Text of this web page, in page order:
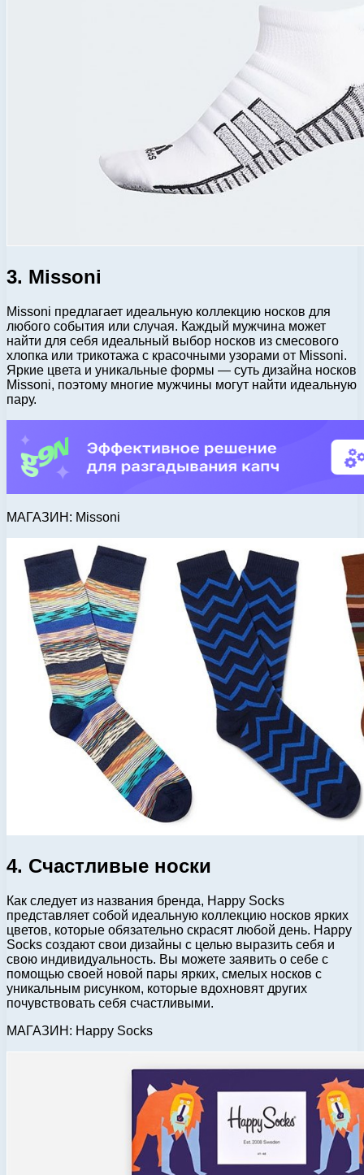
3. Missoni
Missoni предлагает идеальную коллекцию носков для
любого события или случая. Каждый мужчина может
найти для себя идеальный выбор носков из смесового
хлопка или трикотажа с красочными узорами от Missoni.
Яркие цвета и уникальные формы — суть дизайна носков
Missoni, поэтому многие мужчины могут найти идеальную
пару.
МАГАЗИН: Missoni
4. Счастливые носки
Как следует из названия бренда, Happy Socks
представляет собой идеальную коллекцию носков ярких
цветов, которые обязательно скрасят любой день. Happy
Socks создают свои дизайны с целью выразить себя и
свою индивидуальность. Вы можете заявить о себе с
помощью своей новой пары ярких, смелых носков с
уникальным рисунком, которые вдохновят других
почувствовать себя счастливыми.
МАГАЗИН: Happy Socks